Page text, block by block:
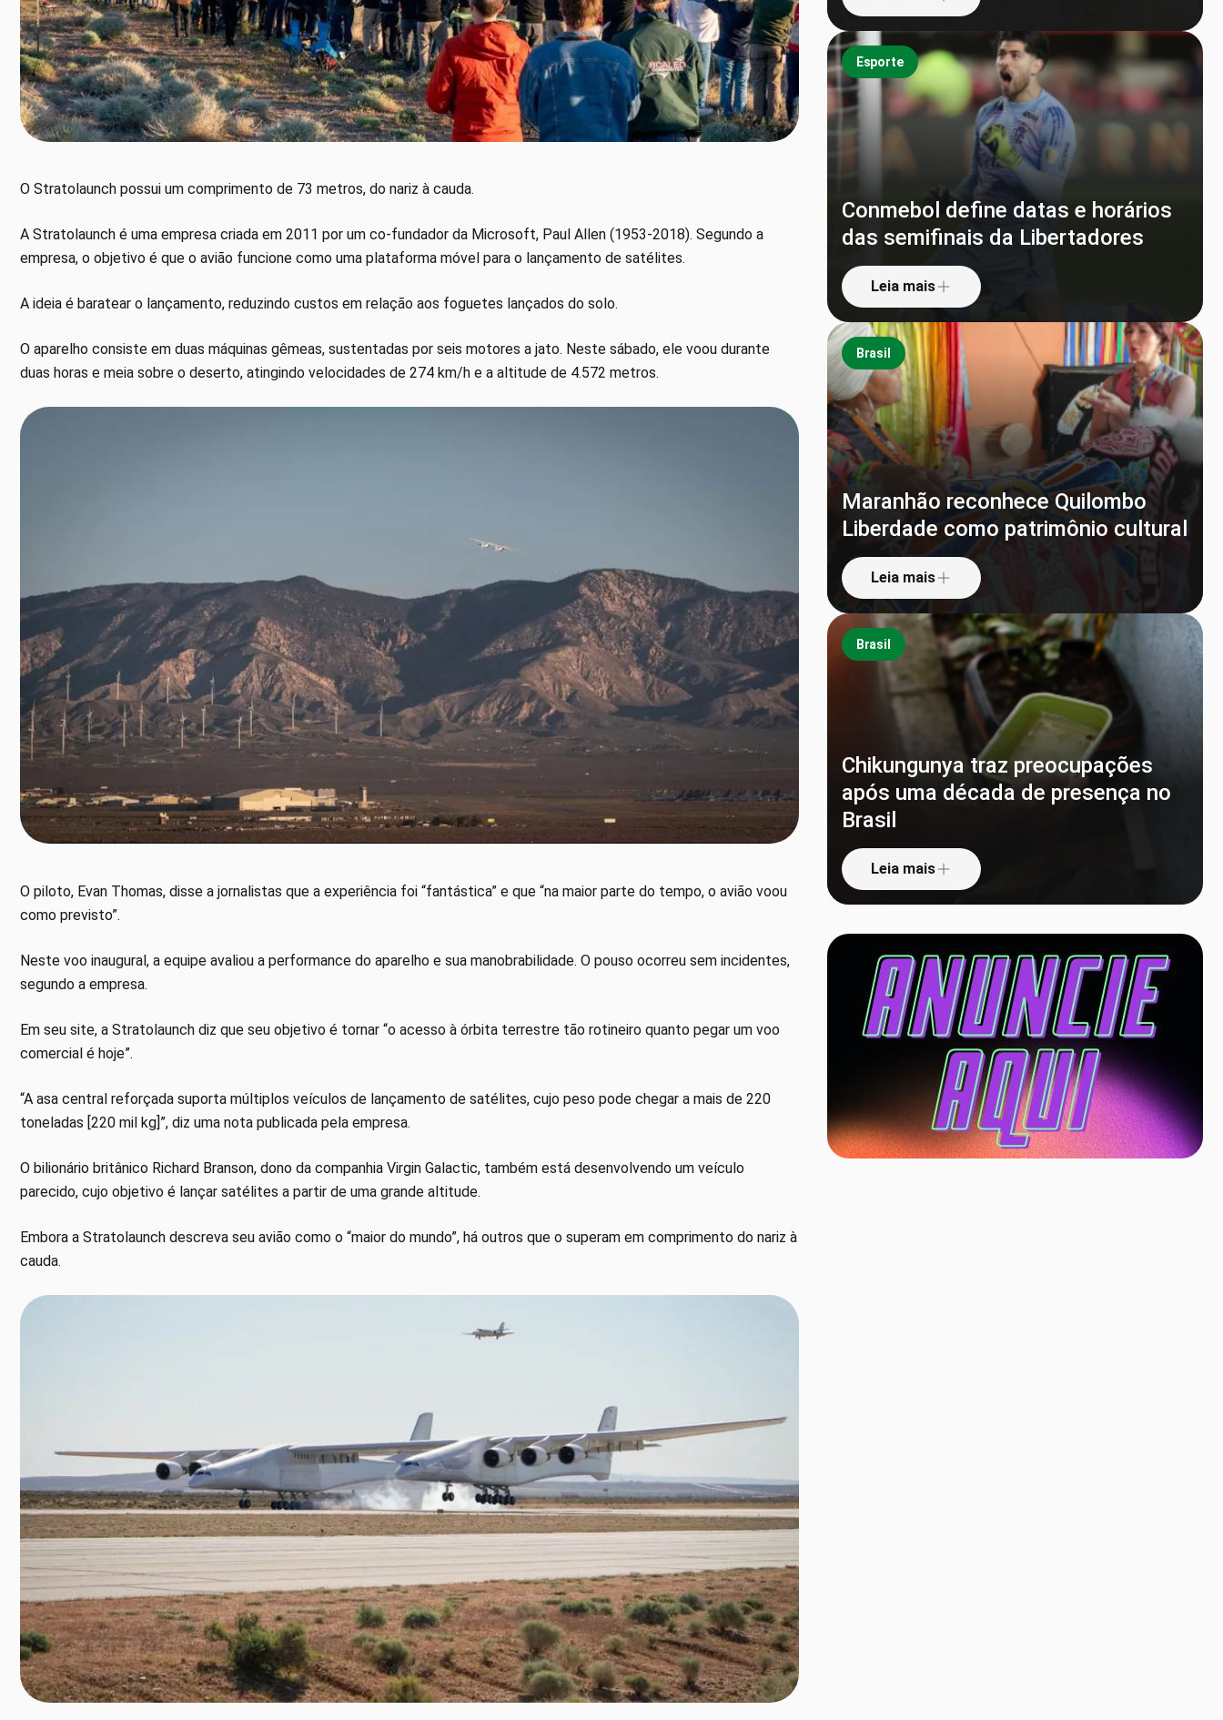
O Stratolaunch possui um comprimento de 73 metros, do nariz à cauda.
A Stratolaunch é uma empresa criada em 2011 por um co-fundador da Microsoft, Paul Allen (1953-2018). Segundo a
empresa, o objetivo é que o avião funcione como uma plataforma móvel para o lançamento de satélites.
A ideia é baratear o lançamento, reduzindo custos em relação aos foguetes lançados do solo.
O aparelho consiste em duas máquinas gêmeas, sustentadas por seis motores a jato. Neste sábado, ele voou durante
duas horas e meia sobre o deserto, atingindo velocidades de 274 km/h e a altitude de 4.572 metros.
O piloto, Evan Thomas, disse a jornalistas que a experiência foi “fantástica” e que “na maior parte do tempo, o avião voou
como previsto”.
Neste voo inaugural, a equipe avaliou a performance do aparelho e sua manobrabilidade. O pouso ocorreu sem incidentes,
segundo a empresa.
Em seu site, a Stratolaunch diz que seu objetivo é tornar “o acesso à órbita terrestre tão rotineiro quanto pegar um voo
comercial é hoje”.
“A asa central reforçada suporta múltiplos veículos de lançamento de satélites, cujo peso pode chegar a mais de 220
toneladas [220 mil kg]”, diz uma nota publicada pela empresa.
O bilionário britânico Richard Branson, dono da companhia Virgin Galactic, também está desenvolvendo um veículo
parecido, cujo objetivo é lançar satélites a partir de uma grande altitude.
Embora a Stratolaunch descreva seu avião como o “maior do mundo”, há outros que o superam em comprimento do nariz à
cauda.
Esporte
Conmebol define datas e horários
das semifinais da Libertadores
Leia mais
Brasil
Maranhão reconhece Quilombo
Liberdade como patrimônio cultural
Leia mais
Brasil
Chikungunya traz preocupações
após uma década de presença no
Brasil
Leia mais